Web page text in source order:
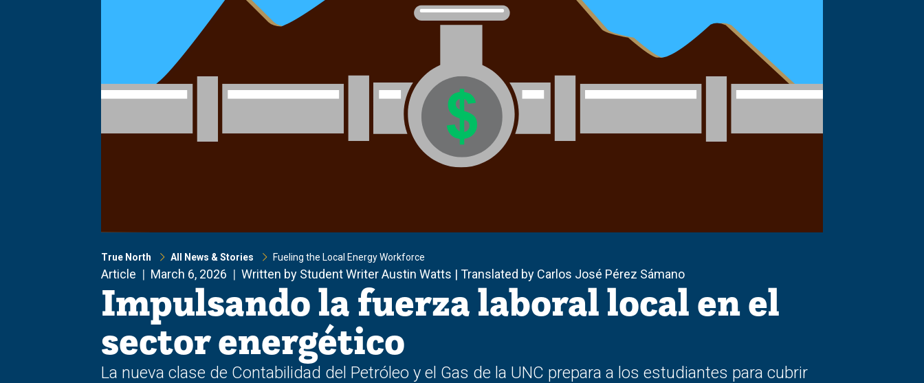
True North All News & Stories Fueling the Local Energy Workforce
Article March 6, 2026 Written by Student Writer Austin Watts | Translated by Carlos José Pérez Sámano
Impulsando la fuerza laboral local en el
sector energético
La nueva clase de Contabilidad del Petróleo y el Gas de la UNC prepara a los estudiantes para cubrir